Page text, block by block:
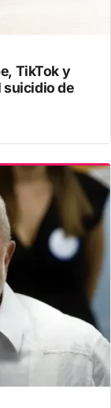
TikTok y
suicidio de